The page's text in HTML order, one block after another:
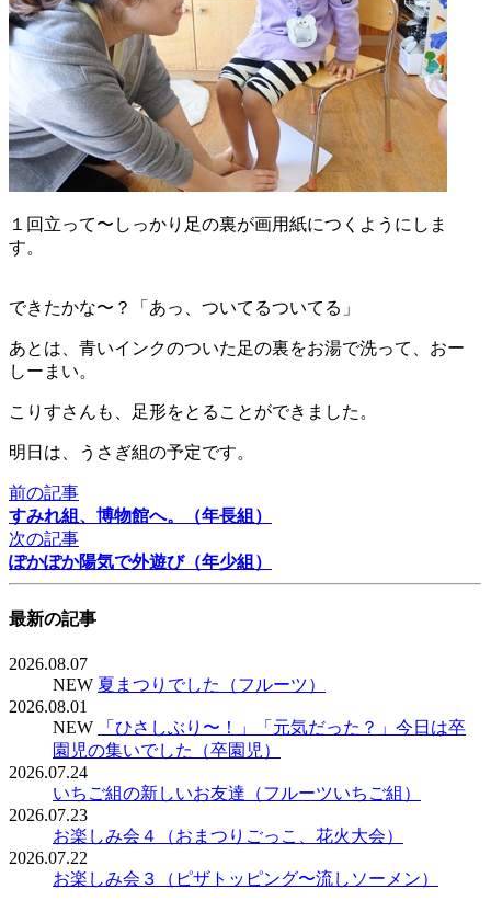
１回立って〜しっかり足の裏が画用紙につくようにしま
す。
できたかな〜？「あっ、ついてるついてる」
あとは、青いインクのついた足の裏をお湯で洗って、おー
しーまい。
こりすさんも、足形をとることができました。
明日は、うさぎ組の予定です。
前の記事
すみれ組、博物館へ。（年長組）
次の記事
ぽかぽか陽気で外遊び（年少組）
最新の記事
2026.08.07
NEW 夏まつりでした（フルーツ）
2026.08.01
NEW
「ひさしぶり〜！」「元気だった？」今日は卒
園児の集いでした（卒園児）
2026.07.24
いちご組の新しいお友達（フルーツいちご組）
2026.07.23
お楽しみ会４（おまつりごっこ、花火大会）
2026.07.22
お楽しみ会３（ピザトッピング〜流しソーメン）